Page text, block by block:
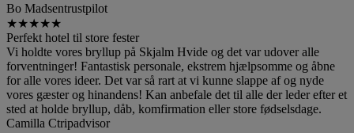
Bo Madsentrustpilot
★★★★★
Perfekt hotel til store fester
Vi holdte vores bryllup på Skjalm Hvide og det var udover alle
forventninger! Fantastisk personale, ekstrem hjælpsomme og åbne
for alle vores ideer. Det var så rart at vi kunne slappe af og nyde
vores gæster og hinandens! Kan anbefale det til alle der leder efter et
sted at holde bryllup, dåb, komfirmation eller store fødselsdage.
Camilla Ctripadvisor